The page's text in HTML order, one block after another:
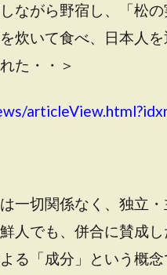
ながら野宿し、「松
炊いて食べ、日本人
た・・＞
一切関係なく、独立
人でも、併合に賛成
る「成分」という概